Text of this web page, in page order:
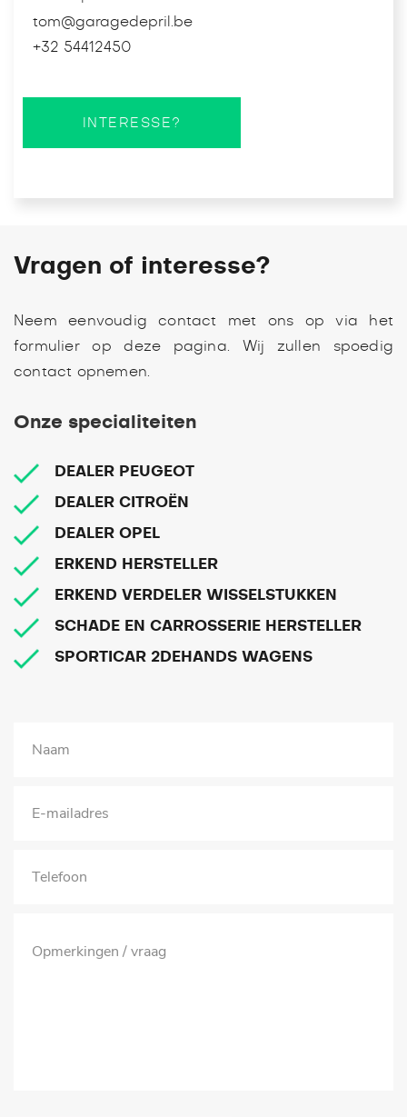
tom@garagedepril.be
+32 54412450
INTERESSE?
Vragen of interesse?
Neem eenvoudig contact met ons op via het
formulier op deze pagina. Wij zullen spoedig
contact opnemen.
Onze specialiteiten
DEALER PEUGEOT
DEALER CITROËN
DEALER OPEL
ERKEND HERSTELLER
ERKEND VERDELER WISSELSTUKKEN
SCHADE EN CARROSSERIE HERSTELLER
SPORTICAR 2DEHANDS WAGENS